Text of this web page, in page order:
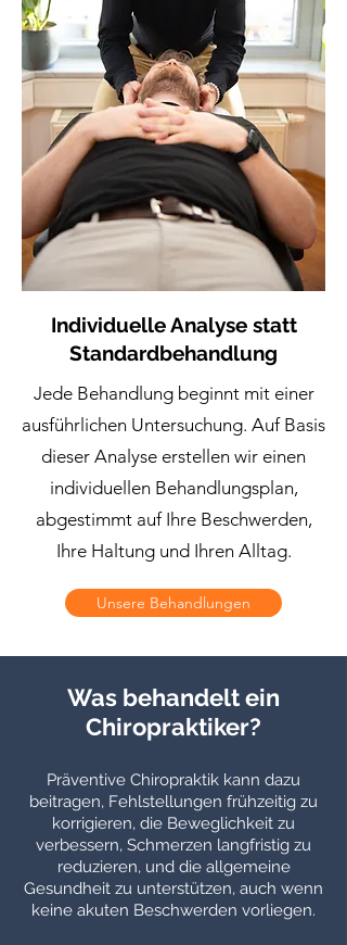
Individuelle Analyse statt
Standardbehandlung
Jede Behandlung beginnt mit einer
ausführlichen Untersuchung. Auf Basis
dieser Analyse erstellen wir einen
individuellen Behandlungsplan,
abgestimmt auf Ihre Beschwerden,
Ihre Haltung und Ihren Alltag.
Unsere Behandlungen
Was behandelt ein
Chiropraktiker?
Präventive Chiropraktik kann dazu
beitragen, Fehlstellungen frühzeitig zu
korrigieren, die Beweglichkeit zu
verbessern, Schmerzen langfristig zu
reduzieren, und die allgemeine
Gesundheit zu unterstützen, auch wenn
keine akuten Beschwerden vorliegen.